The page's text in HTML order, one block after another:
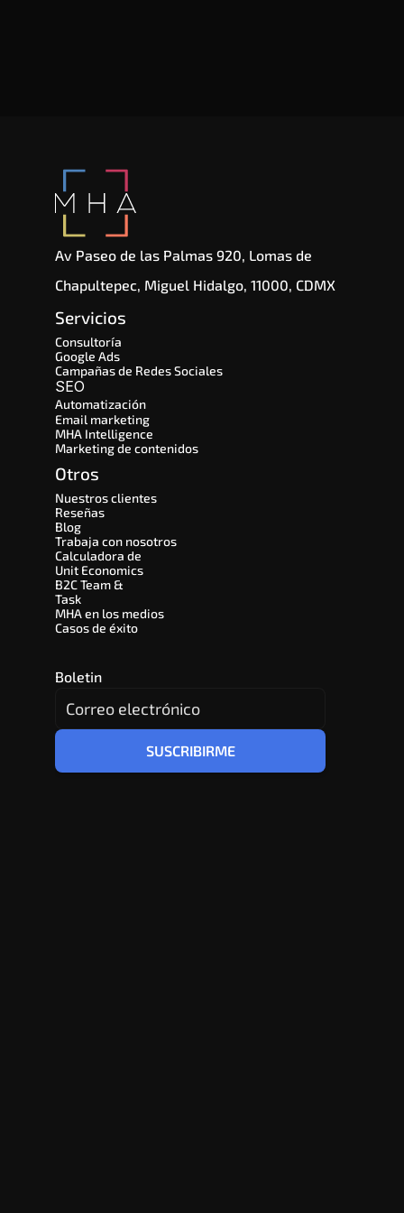
Av Paseo de las Palmas 920, Lomas de
Chapultepec, Miguel Hidalgo, 11000, CDMX
Servicios
Consultoría
Google Ads
Campañas de Redes Sociales
Automatización
Email marketing
MHA Intelligence
Marketing de contenidos
Otros
Nuestros clientes
Reseñas
Blog
Trabaja con nosotros
Calculadora de
Unit Economics
B2C Team &
Task
MHA en los medios
Casos de éxito
Boletin